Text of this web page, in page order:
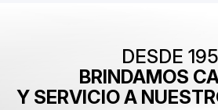
DESDE
BRINDAMOS
Y SERVICIO A